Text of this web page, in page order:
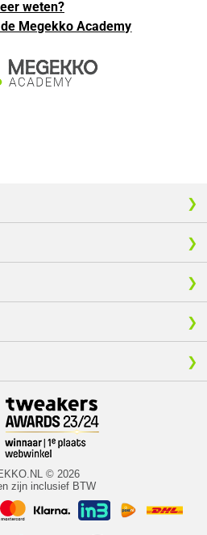
weten?
Megekko Academy
© 2026
zijn inclusief BTW